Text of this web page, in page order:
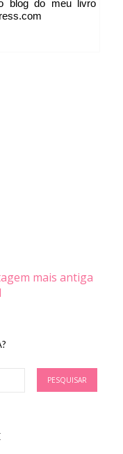
blog do meu livro
mais antiga